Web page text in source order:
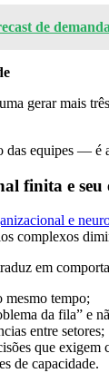
de
gerar mais
equipes — é
finita e
e
complexos
em
mesmo tempo;
da fila” e
entre setores;
que exigem
de capacidade.